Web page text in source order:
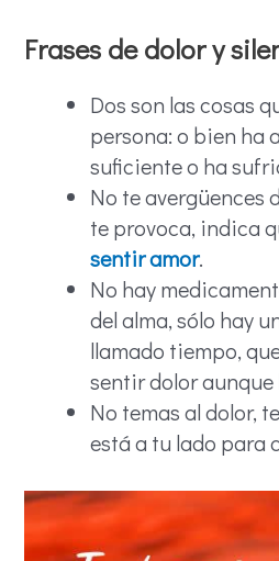
Frases de dolor y
Dos son las cosas
persona: o bien ha
suficiente o ha
No te avergüences
te provoca, indica
sentir amor.
No hay
del alma, sólo hay
llamado tiempo,
sentir dolor
No temas al dolor,
está a tu lado para